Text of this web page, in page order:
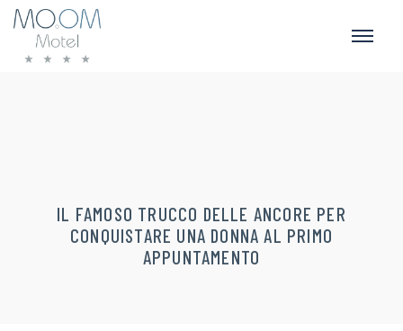
IL FAMOSO TRUCCO DELLE ANCORE PER
CONQUISTARE UNA DONNA AL PRIMO
APPUNTAMENTO